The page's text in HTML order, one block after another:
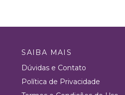
SAIBA MAIS
Dúvidas e Contato
Política de Privacidade